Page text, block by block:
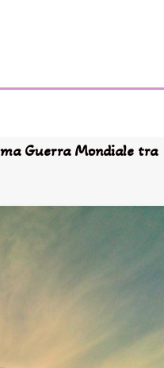
Guerra Mondiale tra